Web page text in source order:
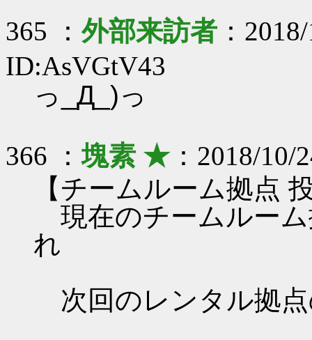
365 ：外部来訪者 ：
ID:AsVGtV43
っ_Д_)っ
366 ：塊素 ★：2018/10/
【チームルーム拠点
現在のチームルー
れ
次回のレンタル拠